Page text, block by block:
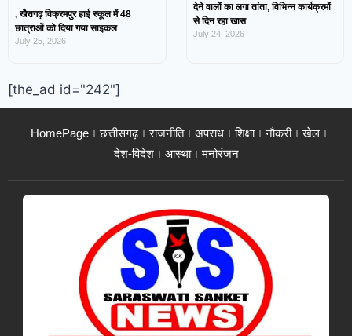
, खैरागढ़ विक्रमपुर हाई स्कूल में 48
छात्राओं को दिया गया साइकल
July 25, 2026
देने वालों का लगा तांता, विभिन्न कार्यक्रमों
से दिन रहा खास
July 24, 2026
[the_ad id="242"]
HomePage छत्तीसगढ़ राजनीति अपराध शिक्षा नौकरी
खेल
देश-विदेश
आस्था मनोरंजन